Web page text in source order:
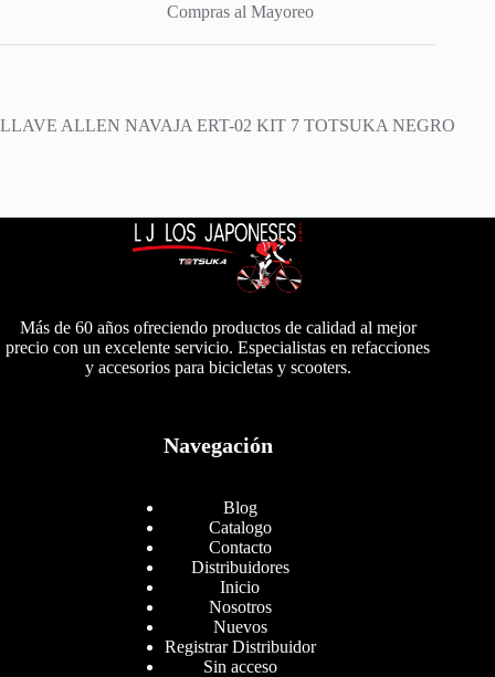
Compras al Mayoreo
LLAVE ALLEN NAVAJA ERT-02 KIT 7 TOTSUKA NEGRO
Más de 60 años ofreciendo productos de calidad al mejor
precio con un excelente servicio. Especialistas en refacciones
y accesorios para bicicletas y scooters.
Navegación
Blog
Catalogo
Contacto
Distribuidores
Inicio
Nosotros
Nuevos
Registrar Distribuidor
Sin acceso